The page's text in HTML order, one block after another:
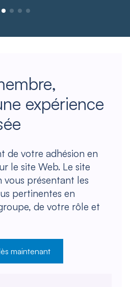
expérience
de votre adhésion en
le site Web. Le site
vous présentant les
pertinentes en
de votre rôle et
maintenant